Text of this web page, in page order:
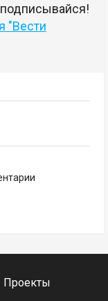
"Вести
Проекты